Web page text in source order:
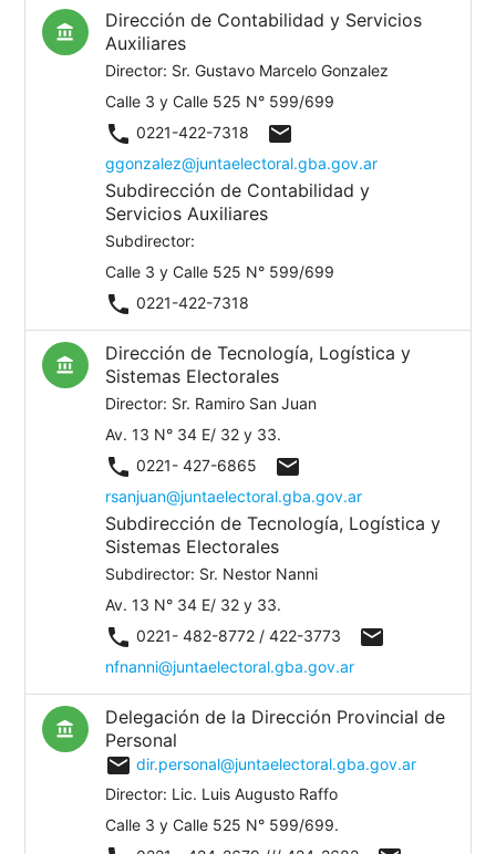
account_balance
Dirección de Contabilidad y Servicios
Auxiliares
Director: Sr. Gustavo Marcelo Gonzalez
Calle 3 y Calle 525 N° 599/699
phone 0221-422-7318 mail
ggonzalez@juntaelectoral.gba.gov.ar
Subdirección de Contabilidad y
Servicios Auxiliares
Subdirector:
Calle 3 y Calle 525 N° 599/699
phone 0221-422-7318
account_balance
Dirección de Tecnología, Logística y
Sistemas Electorales
Director: Sr. Ramiro San Juan
Av. 13 N° 34 E/ 32 y 33.
phone 0221- 427-6865 mail
rsanjuan@juntaelectoral.gba.gov.ar
Subdirección de Tecnología, Logística y
Sistemas Electorales
Subdirector: Sr. Nestor Nanni
Av. 13 N° 34 E/ 32 y 33.
phone 0221- 482-8772 / 422-3773 mail
nfnanni@juntaelectoral.gba.gov.ar
account_balance
Delegación de la Dirección Provincial de
Personal
mail dir.personal@juntaelectoral.gba.gov.ar
Director: Lic. Luis Augusto Raffo
Calle 3 y Calle 525 N° 599/699.